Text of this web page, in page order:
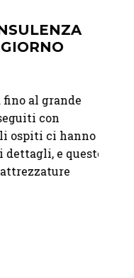
al grande
con
ci hanno
e questo